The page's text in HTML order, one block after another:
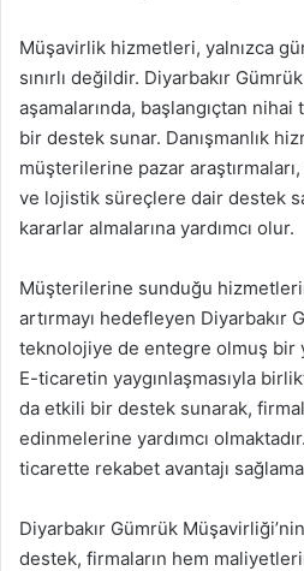
Müşavirlik hizmetleri, yalnızca
sınırlı değildir. Diyarbakır
aşamalarında, başlangıçtan nihai
bir destek sunar. Danışmanlık
müşterilerine pazar
ve lojistik süreçlere dair destek
kararlar almalarına yardımcı olur.
Müşterilerine sunduğu
artırmayı hedefleyen Diyarbakır
teknolojiye de entegre olmuş bir
E-ticaretin yaygınlaşmasıyla
da etkili bir destek sunarak,
edinmelerine yardımcı
ticarette rekabet avantajı
Diyarbakır Gümrük
destek, firmaların hem